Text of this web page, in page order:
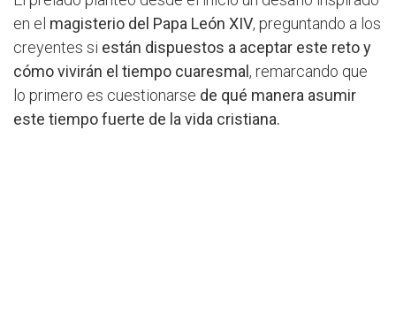
en el magisterio del Papa León XIV, preguntando a los
creyentes si están dispuestos a aceptar este reto y
cómo vivirán el tiempo cuaresmal, remarcando que
lo primero es cuestionarse de qué manera asumir
este tiempo fuerte de la vida cristiana.